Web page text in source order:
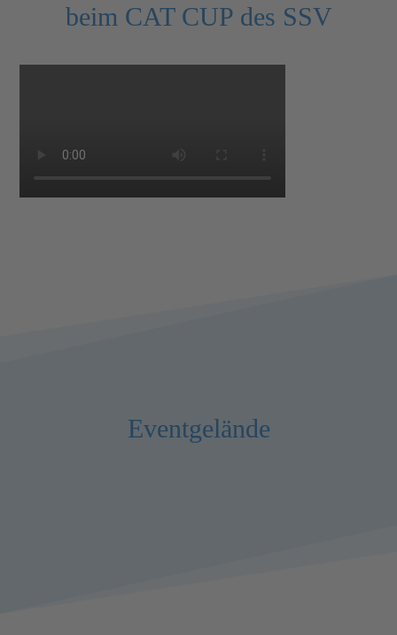
beim CAT CUP des SSV
Eventgelände